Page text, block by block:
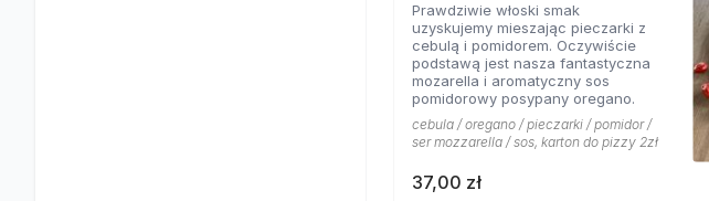
Prawdziwie włoski smak
uzyskujemy mieszając pieczarki z
cebulą i pomidorem. Oczywiście
podstawą jest nasza fantastyczna
mozarella i aromatyczny sos
pomidorowy posypany oregano.
cebula / oregano / pieczarki / pomidor /
ser mozzarella / sos, karton do pizzy 2zł
37,00 zł